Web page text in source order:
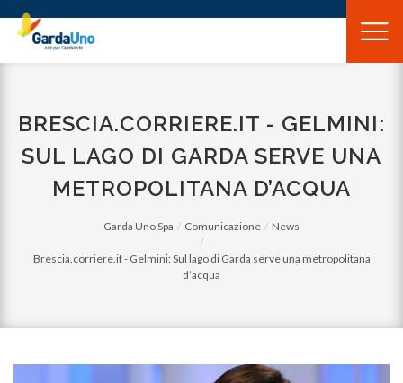
Gardauno
Spa
BRESCIA.CORRIERE.IT - GELMINI:
SUL LAGO DI GARDA SERVE UNA
METROPOLITANA D’ACQUA
Garda Uno Spa Comunicazione News
Brescia.corriere.it - Gelmini: Sul lago di Garda serve una metropolitana
d’acqua